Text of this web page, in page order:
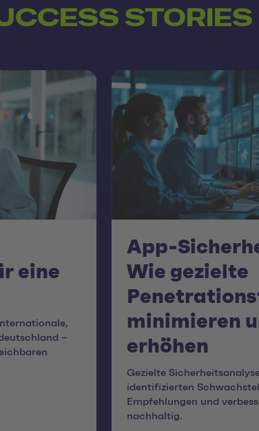
eine
–
App-
Wie gezielte
minimieren
erhöhen
Gezielte
identifizierten
Empfehlungen und
nachhaltig.